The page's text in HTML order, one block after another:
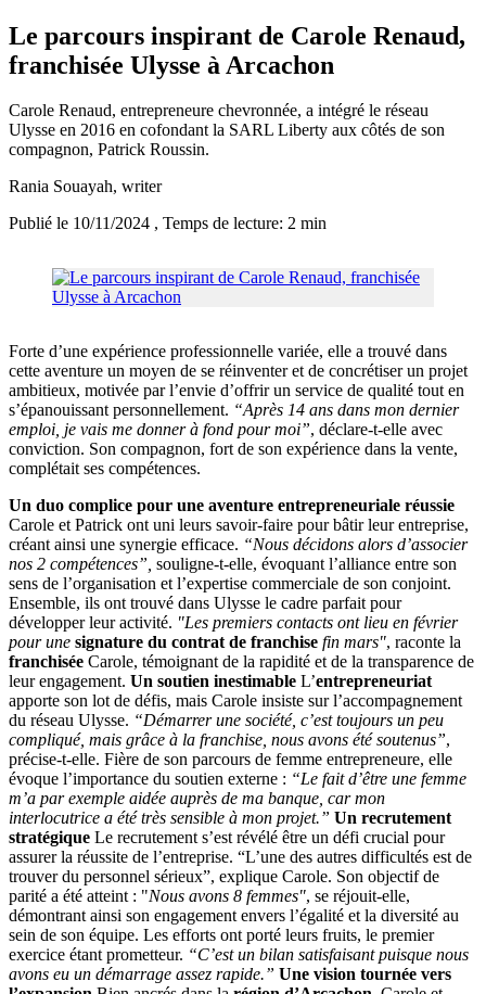
Le parcours inspirant de Carole Renaud,
franchisée Ulysse à Arcachon
Carole Renaud, entrepreneure chevronnée, a intégré le réseau
Ulysse en 2016 en cofondant la SARL Liberty aux côtés de son
compagnon, Patrick Roussin.
Rania Souayah, writer
Publié le 10/11/2024 , Temps de lecture: 2 min
Forte d’une expérience professionnelle variée, elle a trouvé dans
cette aventure un moyen de se réinventer et de concrétiser un projet
ambitieux, motivée par l’envie d’offrir un service de qualité tout en
s’épanouissant personnellement. “Après 14 ans dans mon dernier
emploi, je vais me donner à fond pour moi”, déclare-t-elle avec
conviction. Son compagnon, fort de son expérience dans la vente,
complétait ses compétences.
Un duo complice pour une aventure entrepreneuriale réussie
Carole et Patrick ont uni leurs savoir-faire pour bâtir leur entreprise,
créant ainsi une synergie efficace. “Nous décidons alors d’associer
nos 2 compétences”, souligne-t-elle, évoquant l’alliance entre son
sens de l’organisation et l’expertise commerciale de son conjoint.
Ensemble, ils ont trouvé dans Ulysse le cadre parfait pour
développer leur activité. "Les premiers contacts ont lieu en février
pour une signature du contrat de franchise fin mars", raconte la
franchisée Carole, témoignant de la rapidité et de la transparence de
leur engagement. Un soutien inestimable L’entrepreneuriat
apporte son lot de défis, mais Carole insiste sur l’accompagnement
du réseau Ulysse. “Démarrer une société, c’est toujours un peu
compliqué, mais grâce à la franchise, nous avons été soutenus”,
précise-t-elle. Fière de son parcours de femme entrepreneure, elle
évoque l’importance du soutien externe : “Le fait d’être une femme
m’a par exemple aidée auprès de ma banque, car mon
interlocutrice a été très sensible à mon projet.” Un recrutement
stratégique Le recrutement s’est révélé être un défi crucial pour
assurer la réussite de l’entreprise. “L’une des autres difficultés est de
trouver du personnel sérieux”, explique Carole. Son objectif de
parité a été atteint : "Nous avons 8 femmes", se réjouit-elle,
démontrant ainsi son engagement envers l’égalité et la diversité au
sein de son équipe. Les efforts ont porté leurs fruits, le premier
exercice étant prometteur. “C’est un bilan satisfaisant puisque nous
avons eu un démarrage assez rapide.” Une vision tournée vers